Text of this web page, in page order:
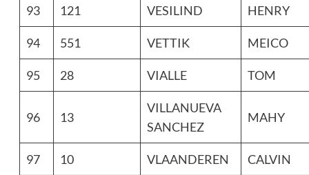
93 121 VESILIND HENRY
94 551 VETTIK MEICO
95 28 VIALLE TOM
96 13
VILLANUEVA
SANCHEZ
MAHY
97 10 VLAANDEREN CALVIN